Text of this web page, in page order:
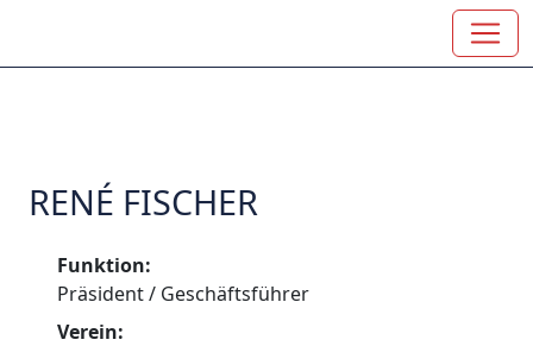
RENÉ FISCHER
Funktion:
Präsident / Geschäftsführer
Verein: